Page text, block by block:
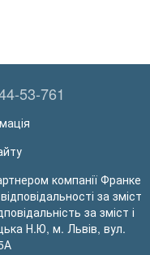
53-761
компанії Франке
за зміст
за зміст і
Н.Ю, м. Львів, вул.